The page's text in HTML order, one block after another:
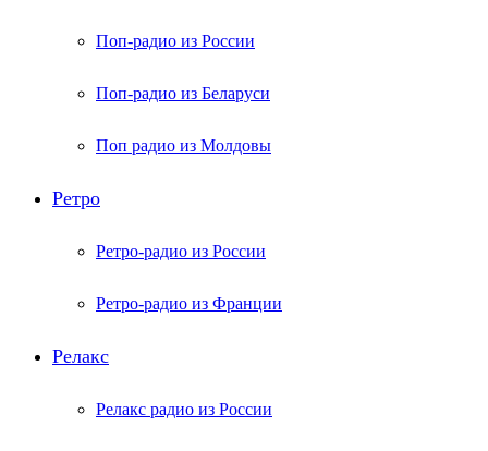
Поп-радио из России
Поп-радио из Беларуси
Поп радио из Молдовы
Ретро
Ретро-радио из России
Ретро-радио из Франции
Релакс
Релакс радио из России